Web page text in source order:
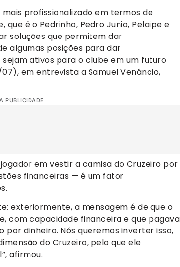
profissionalizado em termos de
é o Pedrinho, Pedro Junio, Pelaipe e
soluções que permitem dar
algumas posições para dar
ativos para o clube em um futuro
em entrevista a Samuel Venâncio,
PUBLICIDADE
em vestir a camisa do Cruzeiro por
financeiras — é um fator
exteriormente, a mensagem é de que o
com capacidade financeira e que pagava
por dinheiro. Nós queremos inverter isso,
do Cruzeiro, pelo que ele
afirmou.